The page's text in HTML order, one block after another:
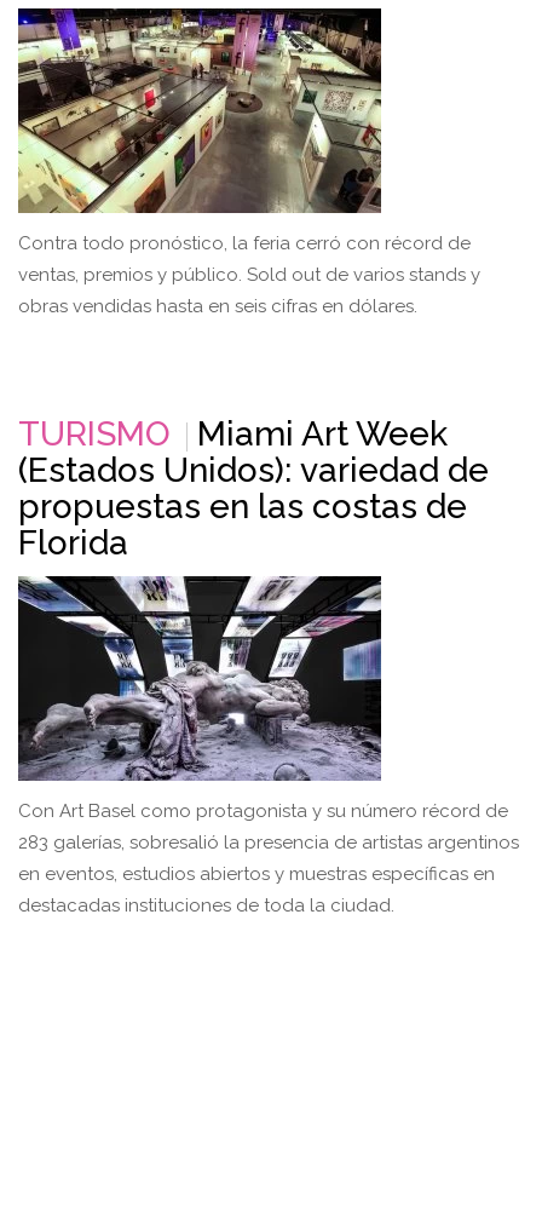
Contra todo pronóstico, la feria cerró con récord de
ventas, premios y público. Sold out de varios stands y
obras vendidas hasta en seis cifras en dólares.
TURISMO
Miami Art Week
(Estados Unidos): variedad de
propuestas en las costas de
Florida
Con Art Basel como protagonista y su número récord de
283 galerías, sobresalió la presencia de artistas argentinos
en eventos, estudios abiertos y muestras específicas en
destacadas instituciones de toda la ciudad.